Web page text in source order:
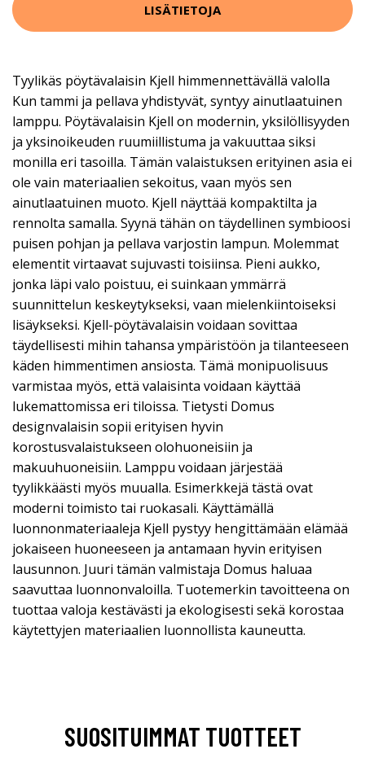
LISÄTIETOJA
Tyylikäs pöytävalaisin Kjell himmennettävällä valolla
Kun tammi ja pellava yhdistyvät, syntyy ainutlaatuinen
lamppu. Pöytävalaisin Kjell on modernin, yksilöllisyyden
ja yksinoikeuden ruumiillistuma ja vakuuttaa siksi
monilla eri tasoilla. Tämän valaistuksen erityinen asia ei
ole vain materiaalien sekoitus, vaan myös sen
ainutlaatuinen muoto. Kjell näyttää kompaktilta ja
rennolta samalla. Syynä tähän on täydellinen symbioosi
puisen pohjan ja pellava varjostin lampun. Molemmat
elementit virtaavat sujuvasti toisiinsa. Pieni aukko,
jonka läpi valo poistuu, ei suinkaan ymmärrä
suunnittelun keskeytykseksi, vaan mielenkiintoiseksi
lisäykseksi. Kjell-pöytävalaisin voidaan sovittaa
täydellisesti mihin tahansa ympäristöön ja tilanteeseen
käden himmentimen ansiosta. Tämä monipuolisuus
varmistaa myös, että valaisinta voidaan käyttää
lukemattomissa eri tiloissa. Tietysti Domus
designvalaisin sopii erityisen hyvin
korostusvalaistukseen olohuoneisiin ja
makuuhuoneisiin. Lamppu voidaan järjestää
tyylikkäästi myös muualla. Esimerkkejä tästä ovat
moderni toimisto tai ruokasali. Käyttämällä
luonnonmateriaaleja Kjell pystyy hengittämään elämää
jokaiseen huoneeseen ja antamaan hyvin erityisen
lausunnon. Juuri tämän valmistaja Domus haluaa
saavuttaa luonnonvaloilla. Tuotemerkin tavoitteena on
tuottaa valoja kestävästi ja ekologisesti sekä korostaa
käytettyjen materiaalien luonnollista kauneutta.
SUOSITUIMMAT TUOTTEET